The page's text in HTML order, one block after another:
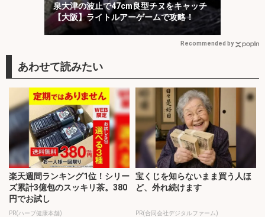
泉大津の波止で47cm良型チヌをキャッチ
【大阪】ライトルアーゲームで攻略！
Recommended by
楽天週間ランキング1位！シリー
ズ累計3億包のスッキリ茶。380
円でお試し
PR(ハーブ健康本舗)
宝くじを知らないまま買う人ほ
ど、外れ続けます
PR(合同会社デジタルファーム)